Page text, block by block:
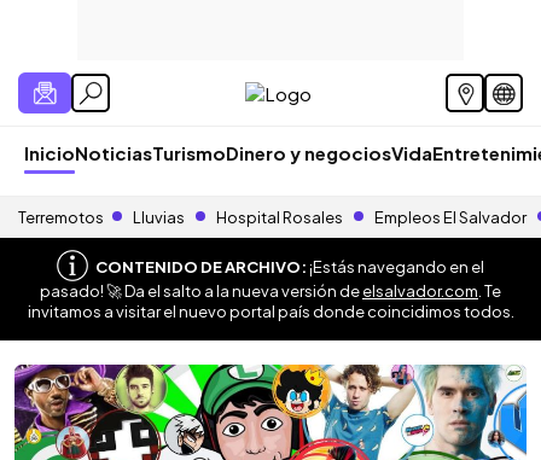
InicioNoticiasTurismoDinero y negociosVida
Terremotos Lluvias Hospital Rosales Empleos El Salvador
CONTENIDO DE ARCHIVO:¡Estás navegando en el
pasado! 🚀 Da el salto a la nueva versión deelsalvador.com . Te
invitamos a visitar el nuevo portal país donde coincidimos todos.